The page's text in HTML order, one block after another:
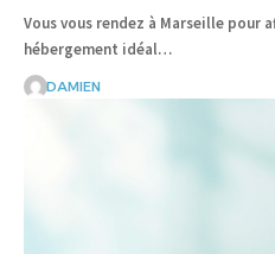
Vous vous rendez à Marseille pour
hébergement idéal…
DAMIEN